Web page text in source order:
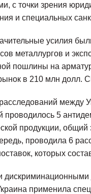
с точки зрения
и специальных
усилия
металлургов и
пошлины на
в 210 млн долл.
между
проводилось 5
продукции,
проводила 6
которых
применила